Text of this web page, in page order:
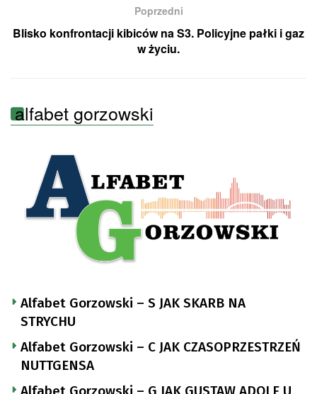
Poprzedni
Blisko konfrontacji kibiców na S3. Policyjne pałki i gaz
w życiu.
alfabet gorzowski
Alfabet Gorzowski – S JAK SKARB NA
STRYCHU
Alfabet Gorzowski – C JAK CZASOPRZESTRZEŃ
NUTTGENSA
Alfabet Gorzowski – G JAK GUSTAW ADOLF U